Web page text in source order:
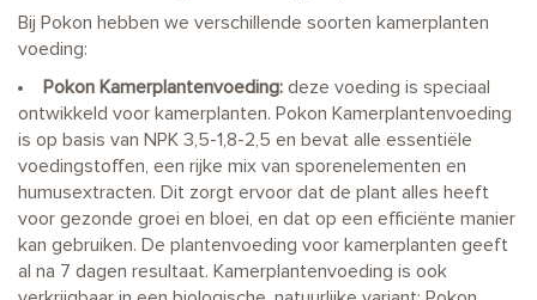
Bij Pokon hebben we verschillende soorten kamerplanten
voeding:
Pokon Kamerplantenvoeding: deze voeding is speciaal
ontwikkeld voor kamerplanten. Pokon Kamerplantenvoeding
is op basis van NPK 3,5-1,8-2,5 en bevat alle essentiële
voedingstoffen, een rijke mix van sporenelementen en
humusextracten. Dit zorgt ervoor dat de plant alles heeft
voor gezonde groei en bloei, en dat op een efficiënte manier
kan gebruiken. De plantenvoeding voor kamerplanten geeft
al na 7 dagen resultaat. Kamerplantenvoeding is ook